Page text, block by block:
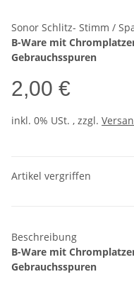
Sonor Schlitz- Stimm /
B-Ware mit
Gebrauchsspuren
2,00 €
inkl. 0% USt. , zzgl.
Artikel vergriffen
Beschreibung
B-Ware mit
Gebrauchsspuren